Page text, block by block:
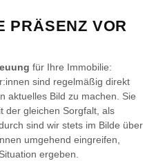
VOR O
für Ihre Immobilie:
sind regelmäßig direkt
aktuelles Bild zu machen. Sie
der gleichen Sorgfalt, als
sind wir stets im Bilde über
umgehend eingreifen,
ergeben.